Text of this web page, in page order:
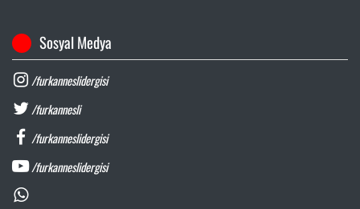
Sosyal Medya
/furkanneslidergisi
/furkannesli
/furkanneslidergisi
/furkanneslidergisi